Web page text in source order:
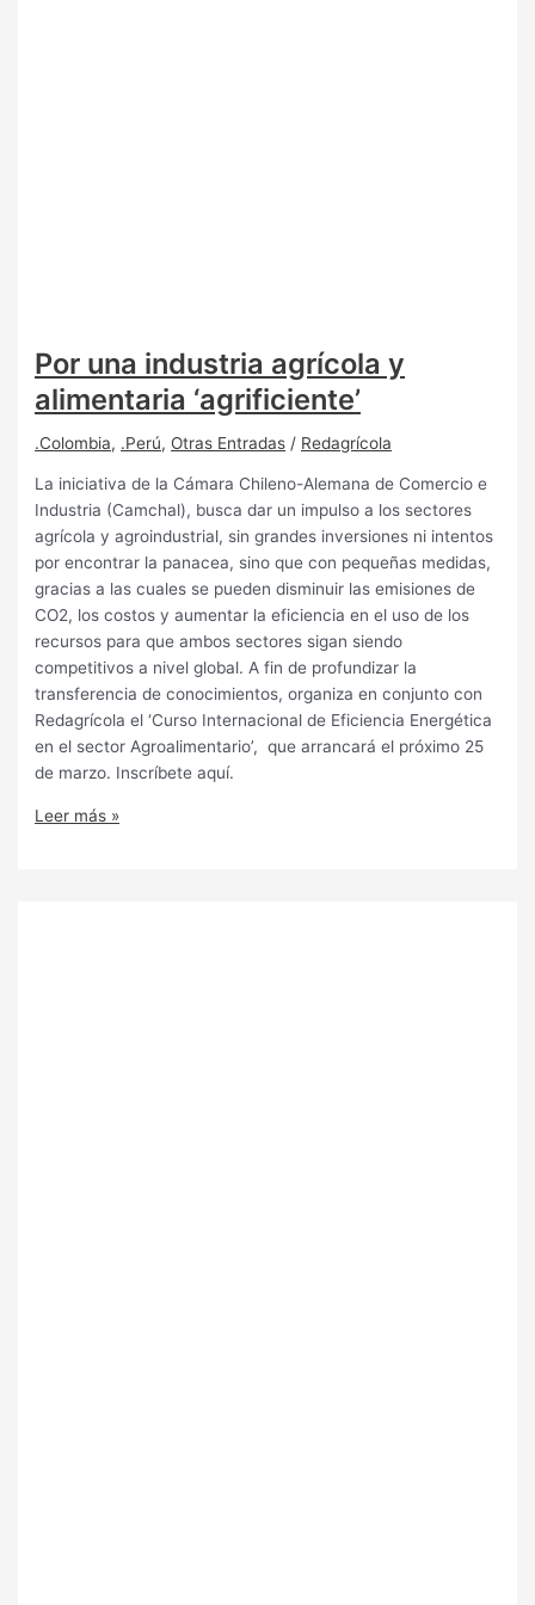
Por una industria agrícola y
alimentaria ‘agrificiente’
.Colombia, .Perú, Otras Entradas / Redagrícola
La iniciativa de la Cámara Chileno-Alemana de Comercio e
Industria (Camchal), busca dar un impulso a los sectores
agrícola y agroindustrial, sin grandes inversiones ni intentos
por encontrar la panacea, sino que con pequeñas medidas,
gracias a las cuales se pueden disminuir las emisiones de
CO2, los costos y aumentar la eficiencia en el uso de los
recursos para que ambos sectores sigan siendo
competitivos a nivel global. A fin de profundizar la
transferencia de conocimientos, organiza en conjunto con
Redagrícola el ‘Curso Internacional de Eficiencia Energética
en el sector Agroalimentario’, que arrancará el próximo 25
de marzo. Inscríbete aquí.
Leer más »